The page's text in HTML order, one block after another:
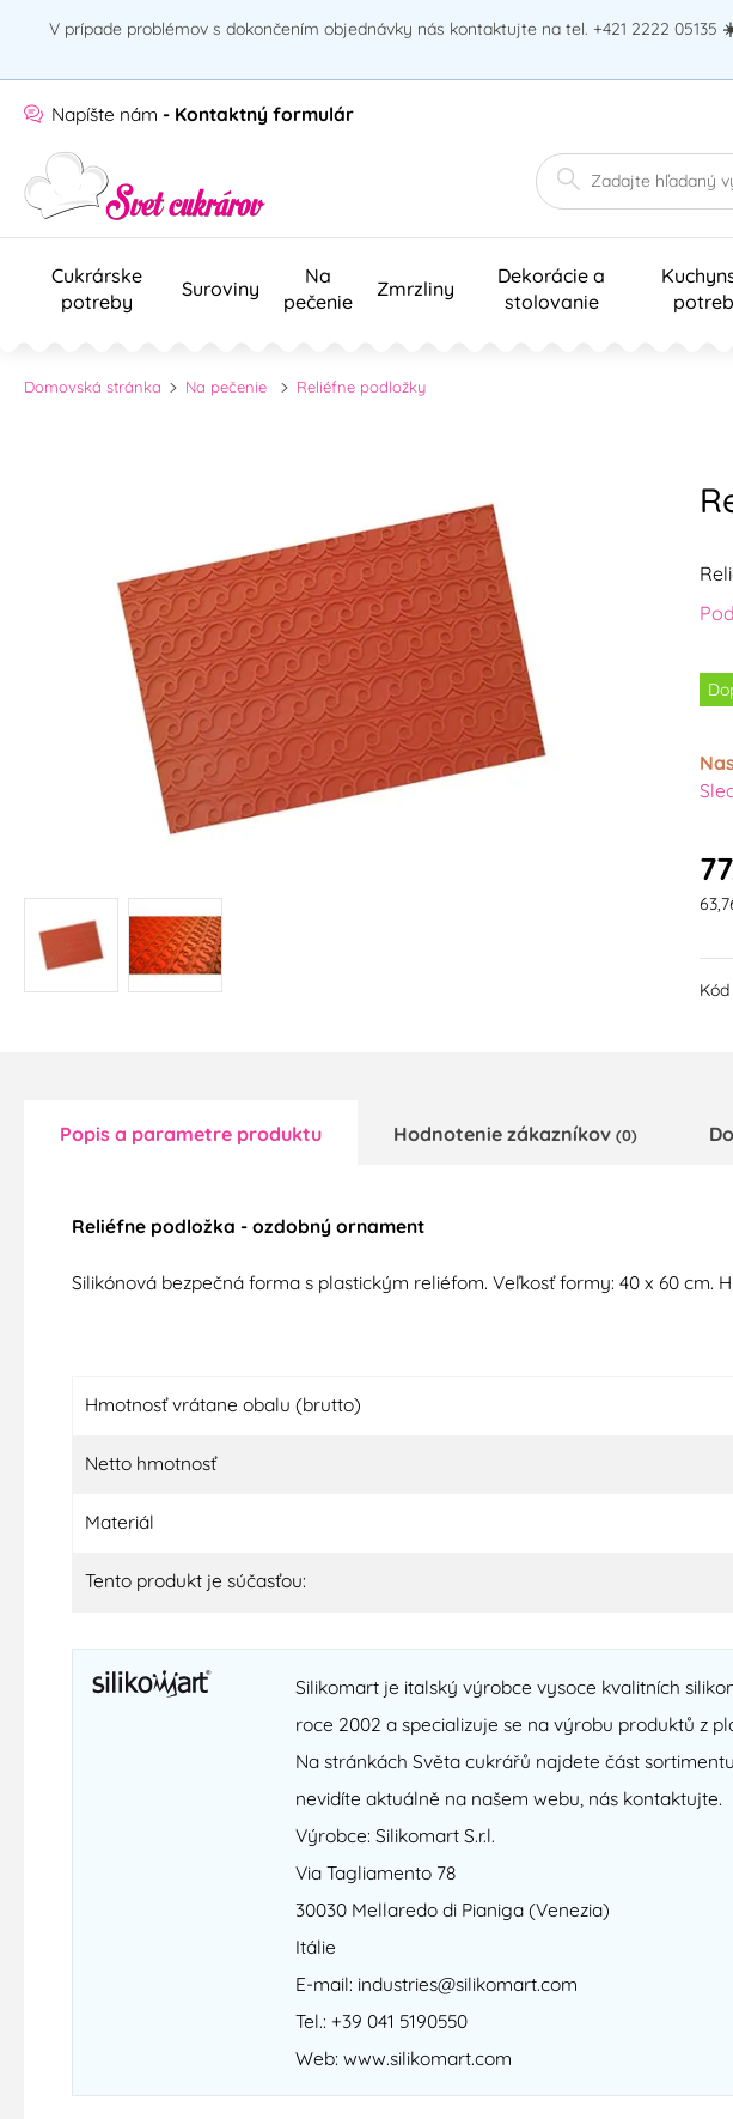
V prípade problémov s dokončením objednávky nás kontaktujte na tel. +421 2222 05135
Napíšte nám - Kontaktný formulár
Cukrárske
potreby
Suroviny
Na
pečenie
Zmrzliny
Dekorácie a
stolovanie
Domovská stránka Na pečenie Reliéfne podložky
Popis a parametre produktu Hodnotenie zákazníkov (0)
Reliéfne podložka - ozdobný ornament
Silikónová bezpečná forma s plastickým reliéfom. Veľkosť formy: 40 x 60 cm.
Hmotnosť vrátane obalu (brutto)
Netto hmotnosť
Materiál
Tento produkt je súčasťou:
Silikomart je italský výrobce vysoce kvalitních
roce 2002 a specializuje se na výrobu produktů z
Na stránkách Světa cukrářů najdete část
nevidíte aktuálně na našem webu, nás kontaktujte.
Výrobce: Silikomart S.r.l.
Via Tagliamento 78
30030 Mellaredo di Pianiga (Venezia)
Itálie
E-mail: industries@silikomart.com
Tel.: +39 041 5190550
Web: www.silikomart.com